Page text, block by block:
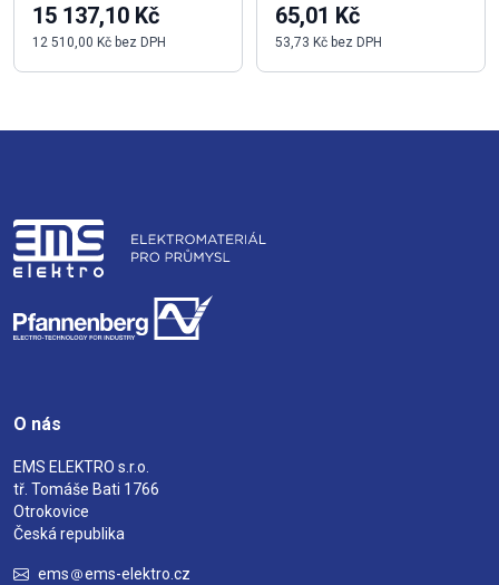
15 137,10 Kč
12 510,00 Kč bez DPH
65,01 Kč
53,73 Kč bez DPH
O nás
EMS ELEKTRO s.r.o.
tř. Tomáše Bati 1766
Otrokovice
Česká republika
ems
ems-elektro.cz